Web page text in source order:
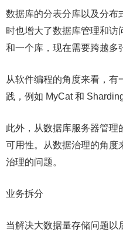
数据库的分表分库以及分布
时也增大了数据库管理和访
和一个库，现在需要跨越多
从软件编程的角度来看，
践，例如 MyCat 和
此外，从数据库服务器管理
可用性。从数据治理的角度
治理的问题。
业务拆分
当解决大数据量存储问题以